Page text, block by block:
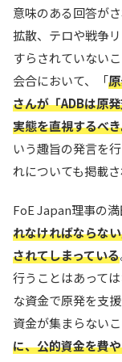
意味のある回答が
拡散、テロや戦争
すらされていない
会合において、「
さんが「ADBは原
実態を直視するべ
いう趣旨の発言を
れについても掲載
FoE Japan理事の満
れなければならな
されてしまっている
行うことはあって
な資金で原発を支
資金が集まらないこ
に、公的資金を費